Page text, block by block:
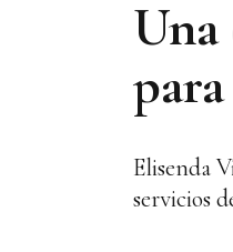
Elisenda
servicios